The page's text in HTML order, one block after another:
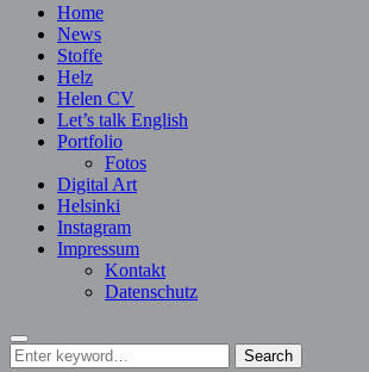
Home
News
Stoffe
Helz
Helen CV
Let’s talk English
Portfolio
Fotos
Digital Art
Helsinki
Instagram
Impressum
Kontakt
Datenschutz
Search
Search
Search